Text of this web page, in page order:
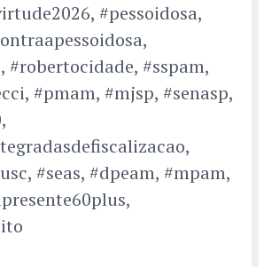
#pessoidosa,
#robertocidade, #sspam,
#pmam, #mjsp, #senasp,
#seas, #dpeam, #mpam,